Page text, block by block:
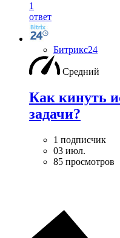
1
ответ
Битрикс24
Средний
Как кинуть
задачи?
1 подписчик
03 июл.
85 просмотров